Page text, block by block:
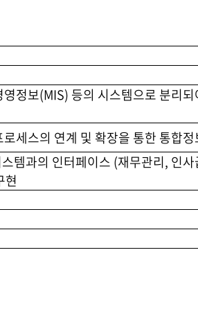
정보(MIS) 등의 시스템으로 분리
세스의 연계 및 확장을 통한 통합
템과의 인터페이스 (재무관리, 인
현